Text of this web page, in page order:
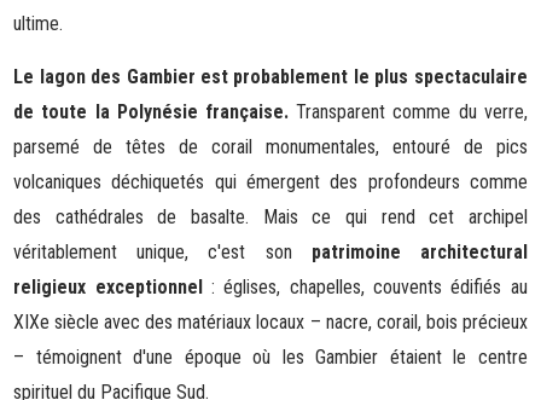
ultime.
Le lagon des Gambier est probablement le plus spectaculaire
de toute la Polynésie française. Transparent comme du verre,
parsemé de têtes de corail monumentales, entouré de pics
volcaniques déchiquetés qui émergent des profondeurs comme
des cathédrales de basalte. Mais ce qui rend cet archipel
véritablement unique, c'est son patrimoine architectural
religieux exceptionnel: églises, chapelles, couvents édifiés au
XIXe siècle avec des matériaux locaux – nacre, corail, bois précieux
– témoignent d'une époque où les Gambier étaient le centre
spirituel du Pacifique Sud.